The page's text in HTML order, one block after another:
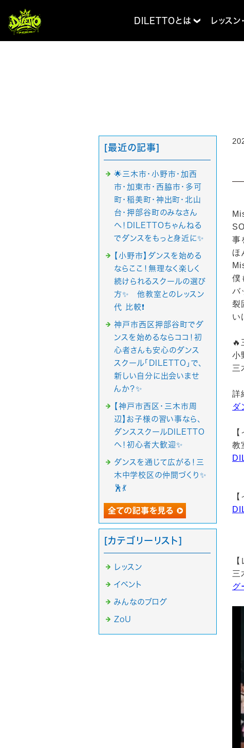
DILETTOとは レッスン
事
ほ
僕
バ
裂
い
🔥
小
三
詳
ダ
教
三
グ
[最近の記事]
🌟三木市・小野市・加西
市・加東市・西脇市・多可
町・稲美町・神出町・北山
台・押部谷町のみなさん
へ！DILETTOちゃんねる
でダンスをもっと身近に✨
【小野市】ダンスを始める
ならここ！無理なく楽しく
続けられるスクールの選び
方✨ 他教室とのレッスン
代 比較❗️
神戸市西区押部谷町でダ
ンスを始めるならココ！初
心者さんも安心のダンス
スクール「DILETTO」で、
新しい自分に出会いませ
んか？✨
【神戸市西区・三木市周
辺】お子様の習い事なら、
ダンススクールDILETTO
へ！初心者大歓迎✨
ダンスを通じて広がる！三
木中学校区の仲間づくり✨
🕺💃
[カテゴリーリスト]
レッスン
イベント
みんなのブログ
ZoU